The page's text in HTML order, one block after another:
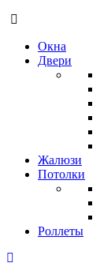
Окна
Двери
Жалюзи
Потолки
Роллеты